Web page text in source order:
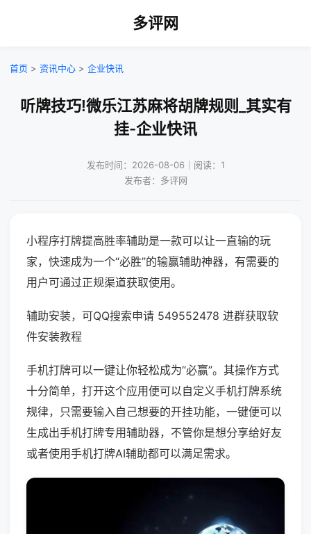
多评网
首页 > 资讯中心 > 企业快讯
听牌技巧!微乐江苏麻将胡牌规则_其实有
挂-企业快讯
发布时间：2026-08-06｜阅读：1
发布者：多评网
小程序打牌提高胜率辅助是一款可以让一直输的玩
家，快速成为一个“必胜”的输赢辅助神器，有需要的
用户可通过正规渠道获取使用。
辅助安装，可QQ搜索申请 549552478 进群获取软
件安装教程
手机打牌可以一键让你轻松成为“必赢”。其操作方式
十分简单，打开这个应用便可以自定义手机打牌系统
规律，只需要输入自己想要的开挂功能，一键便可以
生成出手机打牌专用辅助器，不管你是想分享给好友
或者使用手机打牌AI辅助都可以满足需求。